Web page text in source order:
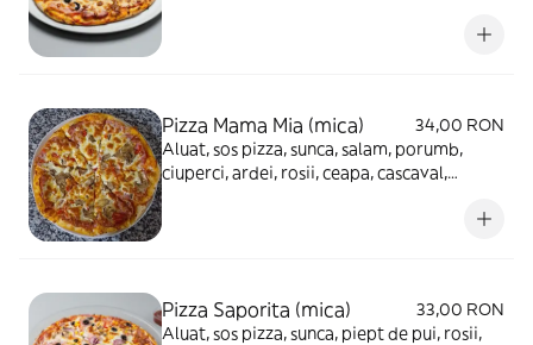
Pizza Mama Mia (mica)
34,00 RON
Aluat, sos pizza, sunca, salam, porumb,
ciuperci, ardei, rosii, ceapa, cascaval,
Pizza Saporita (mica)
33,00 RON
Aluat, sos pizza, sunca, piept de pui, rosii,